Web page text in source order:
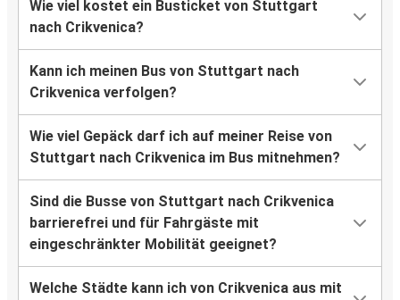
Wie viel kostet ein Busticket von Stuttgart
nach Crikvenica?
Kann ich meinen Bus von Stuttgart nach
Crikvenica verfolgen?
Wie viel Gepäck darf ich auf meiner Reise von
Stuttgart nach Crikvenica im Bus mitnehmen?
Sind die Busse von Stuttgart nach Crikvenica
barrierefrei und für Fahrgäste mit
eingeschränkter Mobilität geeignet?
Welche Städte kann ich von Crikvenica aus mit